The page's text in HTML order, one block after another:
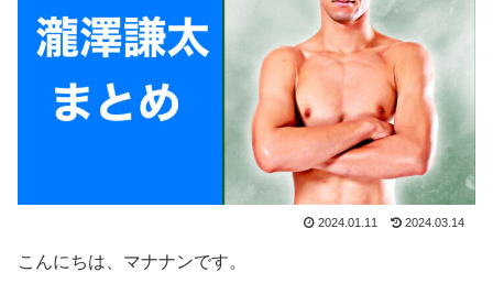
2024.01.11 2024.03.14
こんにちは、マナナンです。